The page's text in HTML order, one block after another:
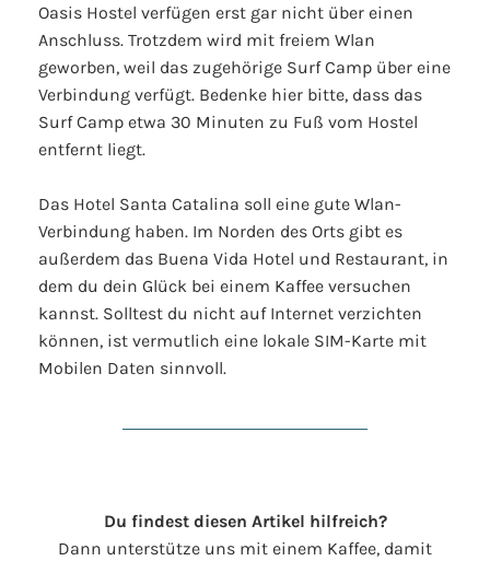
Oasis Hostel verfügen erst gar nicht über einen
Anschluss. Trotzdem wird mit freiem Wlan
geworben, weil das zugehörige Surf Camp über eine
Verbindung verfügt. Bedenke hier bitte, dass das
Surf Camp etwa 30 Minuten zu Fuß vom Hostel
entfernt liegt.
Das Hotel Santa Catalina soll eine gute Wlan-
Verbindung haben. Im Norden des Orts gibt es
außerdem das Buena Vida Hotel und Restaurant, in
dem du dein Glück bei einem Kaffee versuchen
kannst. Solltest du nicht auf Internet verzichten
können, ist vermutlich eine lokale SIM-Karte mit
Mobilen Daten sinnvoll.
Du findest diesen Artikel hilfreich?
Dann unterstütze uns mit einem Kaffee, damit